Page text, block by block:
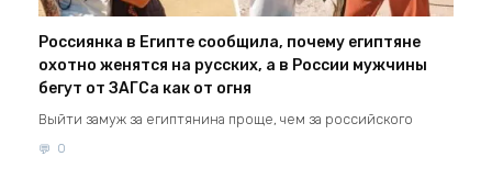
Россиянка в Египте сообщила, почему египтяне
охотно женятся на русских, а в России мужчины
бегут от ЗАГСа как от огня
Выйти замуж за египтянина проще, чем за российского
0